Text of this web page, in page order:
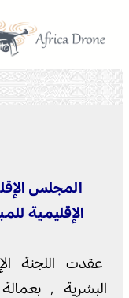
المحتوى
المجلس
الإقليمية
عقدت اللجنة